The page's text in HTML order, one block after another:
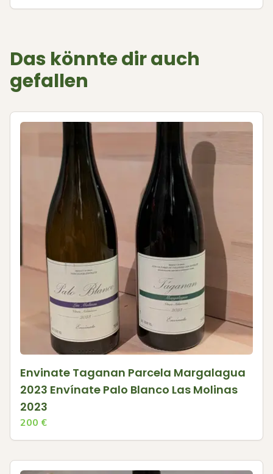
Das könnte dir auch
gefallen
Envinate Taganan Parcela Margalagua
2023 Envínate Palo Blanco Las Molinas
2023
200 €